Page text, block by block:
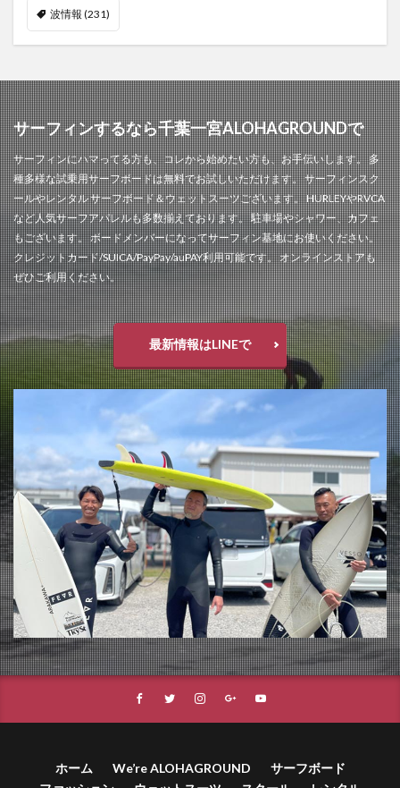
波情報 (231)
サーフィンするなら千葉一宮ALOHAGROUNDで
サーフィンにハマってる方も、コレから始めたい方も、お手伝いします。 多
種多様な試乗用サーフボードは無料でお試しいただけます。 サーフィンスク
ールやレンタル サーフボード＆ウェットスーツございます。 HURLEYやRVCA
など人気サーフアパレルも多数揃えております。 駐車場やシャワー、カフェ
もございます。 ボードメンバーになってサーフィン基地にお使いください。
クレジットカード/SUICA/PayPay/auPAY利用可能です。 オンラインストアも
ぜひご利用ください。
最新情報はLINEで
ホーム We’re ALOHAGROUND
サーフボード